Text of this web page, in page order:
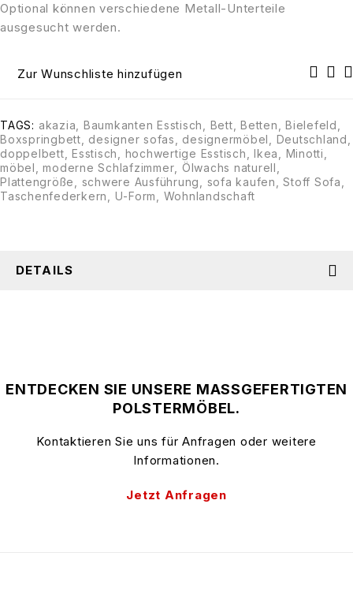
Optional können verschiedene Metall-Unterteile
ausgesucht werden.
Zur Wunschliste hinzufügen
TAGS: akazia Baumkanten Esstisch Bett Betten Bielefeld
Boxspringbett
designer sofas designermöbel Deutschland
doppelbett Esstisch hochwertige Esstisch Ikea Minotti
möbel
,moderne Schlafzimmer Ölwachs naturell
Plattengröße
schwere Ausführung sofa kaufen ,Stoff Sofa
Taschenfederkern
U-Form Wohnlandschaft
DETAILS
ENTDECKEN SIE UNSERE MASSGEFERTIGTEN
POLSTERMÖBEL.
Kontaktieren Sie uns für Anfragen oder weitere
Informationen.
Jetzt Anfragen